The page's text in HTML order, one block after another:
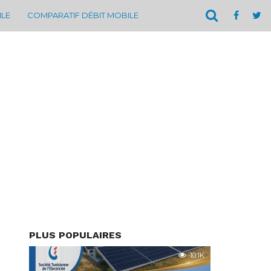
COMPARATIF DÉBIT MOBILE
PLUS POPULAIRES
10.1K